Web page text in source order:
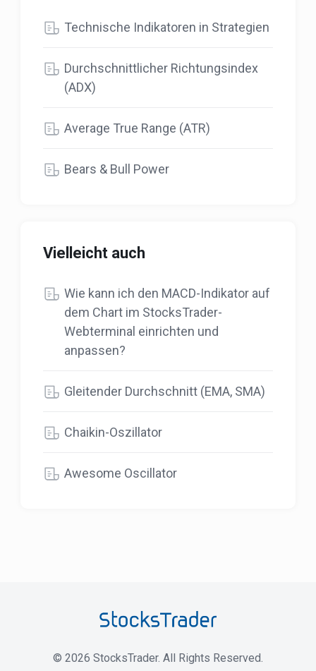
Technische Indikatoren in Strategien
Durchschnittlicher Richtungsindex
(ADX)
Average True Range (ATR)
Bears & Bull Power
Vielleicht auch
Wie kann ich den MACD-Indikator auf
dem Chart im StocksTrader-
Webterminal einrichten und
anpassen?
Gleitender Durchschnitt (EMA, SMA)
Chaikin-Oszillator
Awesome Oscillator
© 2026 StocksTrader. All Rights Reserved.